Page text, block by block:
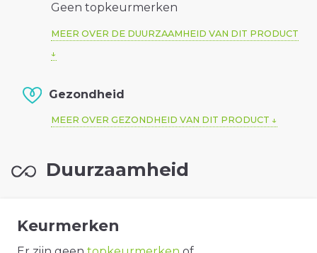
Geen topkeurmerken
MEER OVER DE DUURZAAMHEID VAN DIT PRODUCT
Gezondheid
MEER OVER GEZONDHEID VAN DIT PRODUCT
Duurzaamheid
Keurmerken